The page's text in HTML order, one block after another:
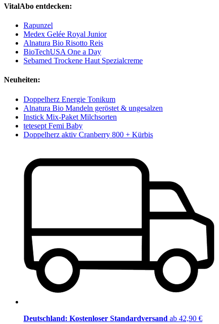
VitalAbo entdecken:
Rapunzel
Medex Gelée Royal Junior
Alnatura Bio Risotto Reis
BioTechUSA One a Day
Sebamed Trockene Haut Spezialcreme
Neuheiten:
Doppelherz Energie Tonikum
Alnatura Bio Mandeln geröstet & ungesalzen
Instick Mix-Paket Milchsorten
tetesept Femi Baby
Doppelherz aktiv Cranberry 800 + Kürbis
Deutschland: Kostenloser Standardversand ab 42,90 €